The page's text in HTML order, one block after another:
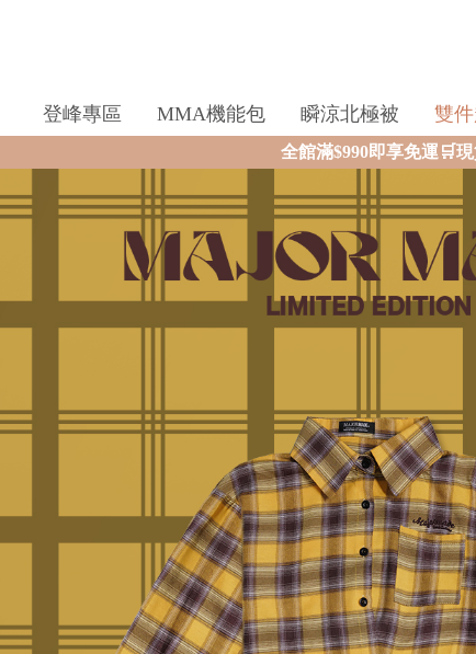
登峰專區 MMA機能包 瞬涼北極被 雙
全館滿$990即享免運🛒現貨商品2個工作天內火速